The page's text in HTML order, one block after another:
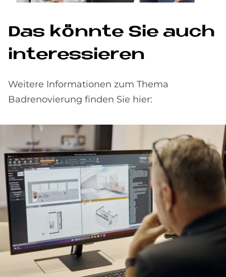
Das könnte Sie auch
interessieren
Weitere Informationen zum Thema
Badrenovierung finden Sie hier: